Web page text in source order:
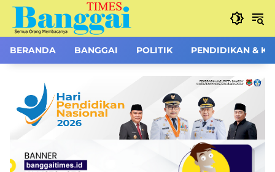
Langsung
konten
BERANDA BANGGAI POLITIK PENDIDIKAN &